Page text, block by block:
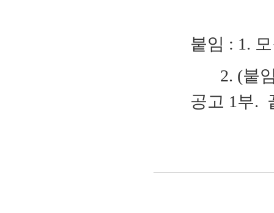
붙임 : 1.
2. (붙임)
공고 1부.